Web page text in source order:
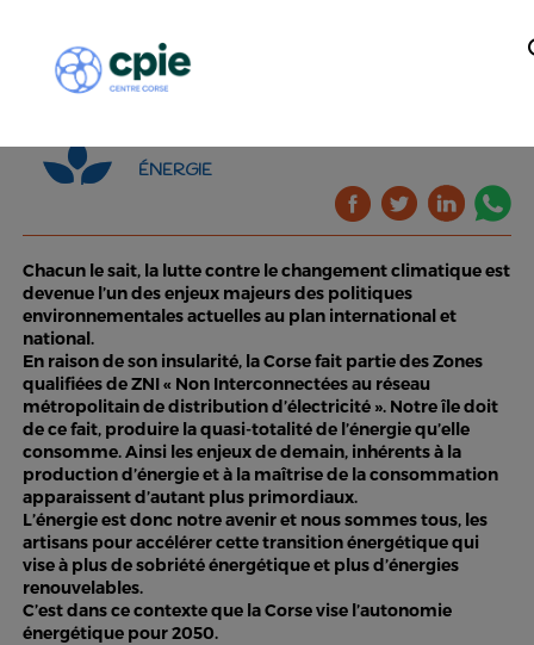
ÉNERGIE
Chacun le sait, la lutte contre le changement climatique est
devenue l’un des enjeux majeurs des politiques
environnementales actuelles au plan international et
national.
En raison de son insularité, la Corse fait partie des Zones
qualifiées de ZNI « Non Interconnectées au réseau
métropolitain de distribution d’électricité ». Notre île doit
de ce fait, produire la quasi-totalité de l’énergie qu’elle
consomme. Ainsi les enjeux de demain, inhérents à la
production d’énergie et à la maîtrise de la consommation
apparaissent d’autant plus primordiaux.
L’énergie est donc notre avenir et nous sommes tous, les
artisans pour accélérer cette transition énergétique qui
vise à plus de sobriété énergétique et plus d’énergies
renouvelables.
C’est dans ce contexte que la Corse vise l’autonomie
énergétique pour 2050.